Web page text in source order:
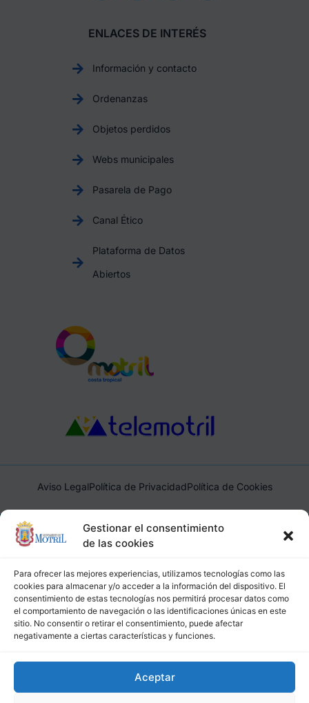
Gestionar el consentimiento
de las cookies
Para ofrecer las mejores experiencias, utilizamos tecnologías como las
cookies para almacenar y/o acceder a la información del dispositivo. El
consentimiento de estas tecnologías nos permitirá procesar datos como
el comportamiento de navegación o las identificaciones únicas en este
sitio. No consentir o retirar el consentimiento, puede afectar
negativamente a ciertas características y funciones.
Aceptar
ENLACES DE INTERÉS
Información y contacto
Ordenanzas
Objetos perdidos
Webs municipales
Pasarela de Pago
Canal Ético
Plataforma de Datos
Abiertos
Aviso LegalPolítica de PrivacidadPolítica de Cookies
Ayuntamiento de Motril, Plaza de España, 1, 18600, Motril,
(Granada), CIF: P1814200J, DIR3: L01181400